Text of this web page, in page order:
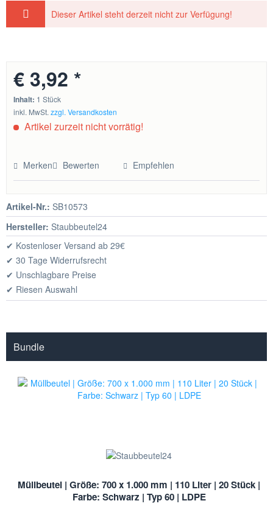
Dieser Artikel steht derzeit nicht zur Verfügung!
€ 3,92 *
Inhalt: 1 Stück
inkl. MwSt.zzgl. Versandkosten
Artikel zurzeit nicht vorrätig!
Merken Bewerten Empfehlen
Artikel-Nr.: SB10573
Hersteller: Staubbeutel24
✔ Kostenloser Versand ab 29€
✔ 30 Tage Widerrufsrecht
✔ Unschlagbare Preise
✔ Riesen Auswahl
Bundle
Müllbeutel | Größe: 700 x 1.000 mm | 110 Liter | 20 Stück |
Farbe: Schwarz | Typ 60 | LDPE